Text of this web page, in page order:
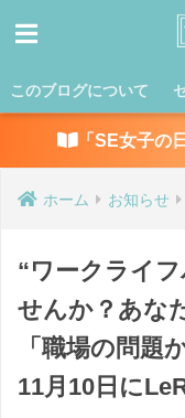
このブログについて
「SE女子の
ホーム お知らせ
“ワークライ
せんか？あな
「職場の問題
11月10日に